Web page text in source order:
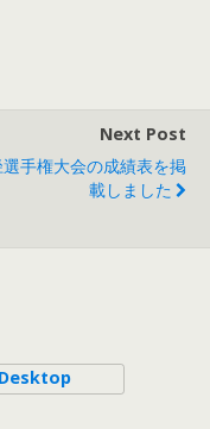
Next Post
手権大会の成績表を掲
載しました
Desktop